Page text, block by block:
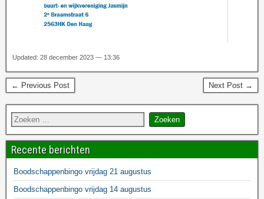
Updated: 28 december 2023 — 13:36
← Previous Post Next Post →
Recente berichten
Boodschappenbingo vrijdag 21 augustus
Boodschappenbingo vrijdag 14 augustus